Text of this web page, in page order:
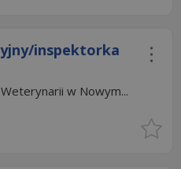
inspektorka
w Nowym...